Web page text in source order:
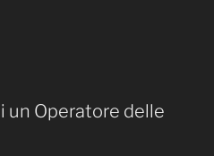
un Operatore delle